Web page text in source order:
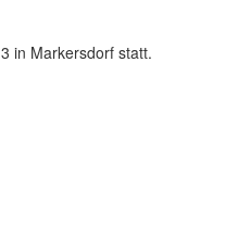
in Markersdorf statt.